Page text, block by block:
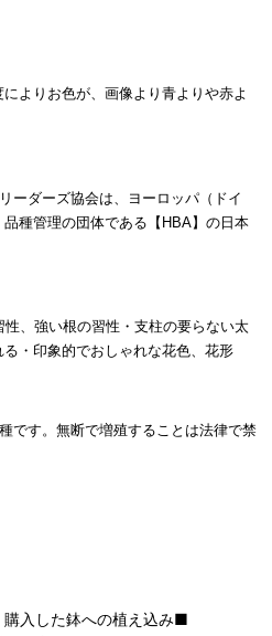
よりお色が、画像より青よりや赤よ
ーダーズ協会は、ヨーロッパ（ドイ
種管理の団体である【HBA】の日本
性、強い根の習性・支柱の要らない太
・印象的でおしゃれな花色、花形
です。無断で増殖することは法律で禁
入した鉢への植え込み■